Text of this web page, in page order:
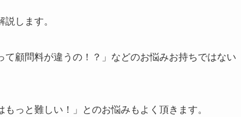
します。
顧問料が違うの！？」などのお悩みお持ちではない
っと難しい！」とのお悩みもよく頂きます。